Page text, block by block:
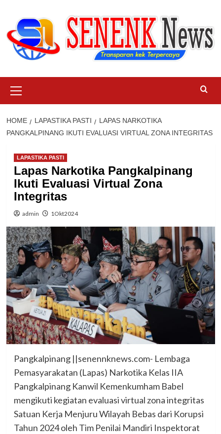
content
Menu
HOME LAPASTIKA PASTI
LAPAS NARKOTIKA
PANGKALPINANG IKUTI EVALUASI VIRTUAL ZONA INTEGRITAS
LAPASTIKA PASTI
Lapas Narkotika Pangkalpinang
Ikuti Evaluasi Virtual Zona
Integritas
admin 1Okt2024
Pangkalpinang ||senennknews.com- Lembaga
Pemasyarakatan (Lapas) Narkotika Kelas IIA
Pangkalpinang Kanwil Kemenkumham Babel
mengikuti kegiatan evaluasi virtual zona integritas
Satuan Kerja Menjuru Wilayah Bebas dari Korupsi
Tahun 2024 oleh Tim Penilai Mandiri Inspektorat